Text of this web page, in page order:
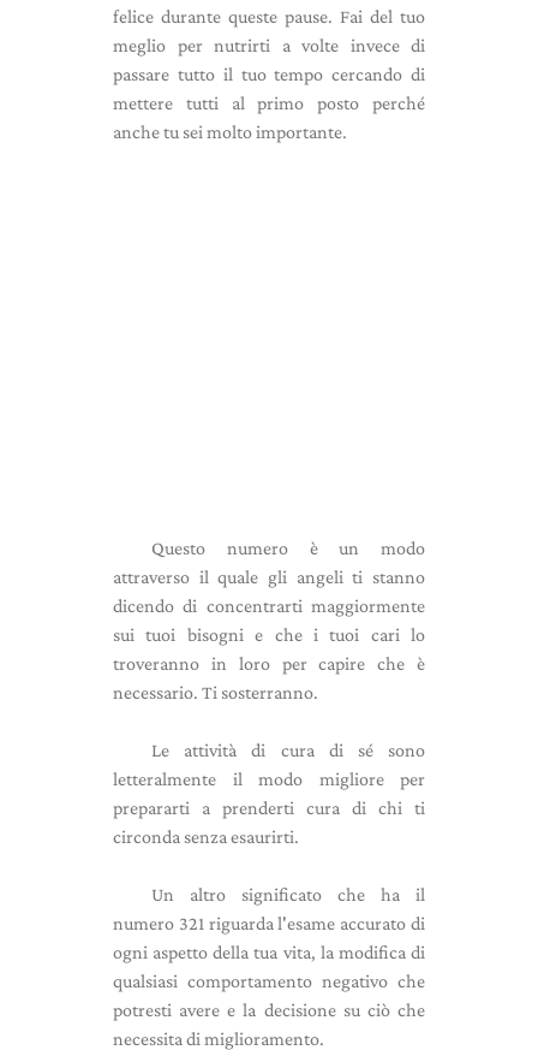
felice durante queste pause. Fai del tuo
meglio per nutrirti a volte invece di
passare tutto il tuo tempo cercando di
mettere tutti al primo posto perché
anche tu sei molto importante.
Questo numero è un modo
attraverso il quale gli angeli ti stanno
dicendo di concentrarti maggiormente
sui tuoi bisogni e che i tuoi cari lo
troveranno in loro per capire che è
necessario. Ti sosterranno.
Le attività di cura di sé sono
letteralmente il modo migliore per
prepararti a prenderti cura di chi ti
circonda senza esaurirti.
Un altro significato che ha il
numero 321 riguarda l'esame accurato di
ogni aspetto della tua vita, la modifica di
qualsiasi comportamento negativo che
potresti avere e la decisione su ciò che
necessita di miglioramento.